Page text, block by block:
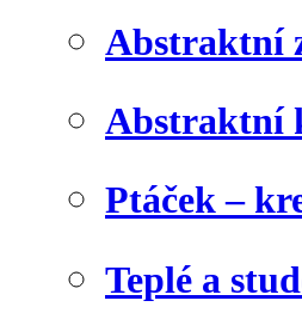
Abstraktní
Abstraktní
Ptáček –
Teplé a